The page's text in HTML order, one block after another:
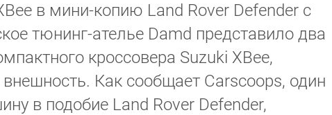
в мини-копию Land Rover Defender с
тюнинг-ателье Damd представило два
кроссовера Suzuki XBee,
Как сообщает Carscoops, один
в подобие Land Rover Defender,